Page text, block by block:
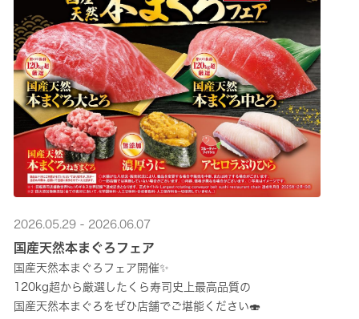
2026.05.29 - 2026.06.07
国産天然本まぐろフェア
国産天然本まぐろフェア開催✨
120kg超から厳選したくら寿司史上最高品質の
国産天然本まぐろをぜひ店舗でご堪能ください🍣